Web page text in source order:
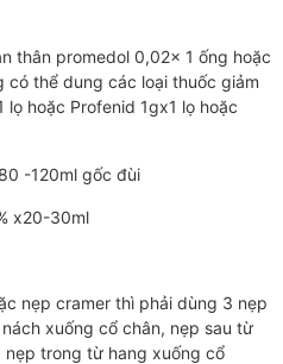
thân promedol 0,02x 1 ống hoặc
có thể dung các loại thuốc giảm
hoặc Profenid 1gx1 lọ hoặc
-120ml gốc đùi
x20-30ml
nẹp cramer thì phải dùng 3 nẹp
xuống cổ chân, nẹp sau từ
trong từ hang xuống cổ